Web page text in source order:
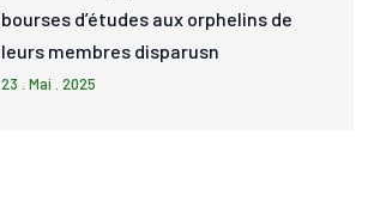
bourses d’études aux orphelins de
leurs membres disparusn
23 . Mai . 2025